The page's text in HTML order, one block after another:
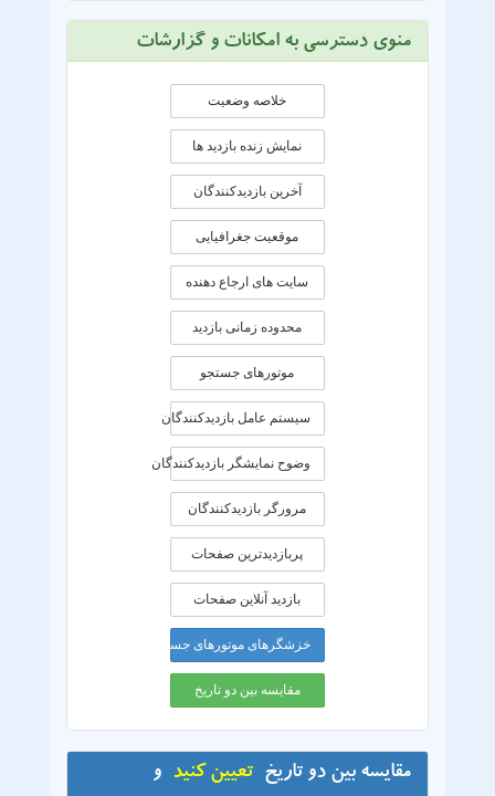
منوی دسترسی به امکانات و گزارشات
خلاصه وضعیت
نمایش زنده بازدید ها
آخرین بازدیدکنندگان
موقعيت جغرافيايی
سایت های ارجاع دهنده
محدوده زمانی بازديد
موتورهای جستجو
سیستم عامل بازدیدکنندگان
وضوح نمایشگر بازدیدکنندگان
مرورگر بازدیدکنندگان
پربازدیدترین صفحات
بازدید آنلاین صفحات
خزشگرهای موتورهای جستجو
مقایسه بین دو تاریخ
مقایسه بین دو تاریخ تعیین کنید و